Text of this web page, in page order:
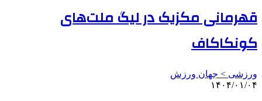
قهرمانی مکزیک در لیگ ملت‌های
کونکاکاف
ورزشی > جهان ورزش
۱۴۰۴/۰۱/۰۴